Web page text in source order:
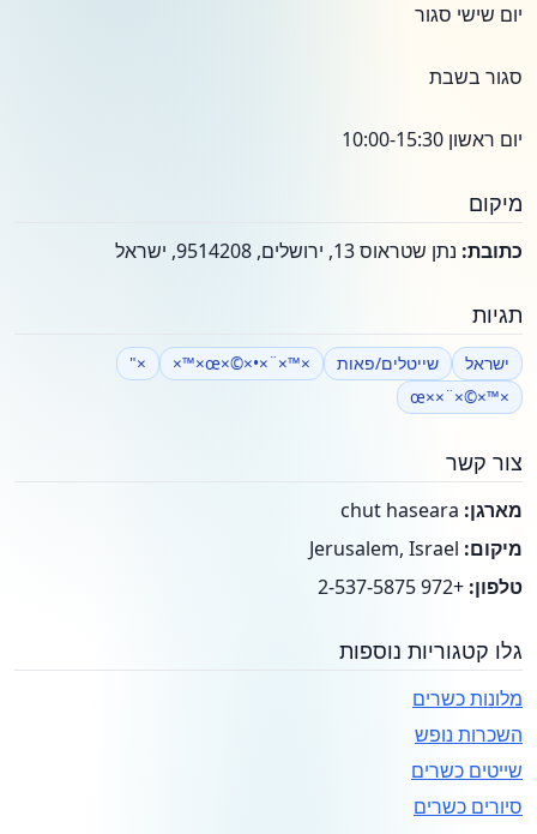
יום שישי סגור
סגור בשבת
יום ראשון 10:00-15:30
מיקום
כתובת: נתן שטראוס 13, ירושלים, 9514208, ישראל
תגיות
ישראל שייטלים/פאות ×™×¨×•×©×œ×™×
×"
×™×©×¨××œ
צור קשר
מארגן:
מיקום:
טלפון: +972 2-537-5875
גלו קטגוריות נוספות
מלונות כשרים
השכרות נופש
שייטים כשרים
סיורים כשרים